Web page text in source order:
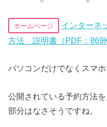
ホームページ
インターネ
方法 説明書（PDF：
パソコンだけでなくスマ
公開されている予約方法
部分はなさそうですね。